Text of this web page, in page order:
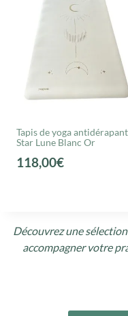
Tapis de yoga antidérapant
Star Lune Blanc Or
118,00€
Découvrez une
accompagner votre